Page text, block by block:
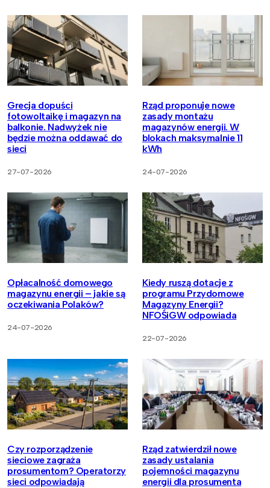
Grecja dopuści
fotowoltaikę i magazyn na
balkonie. Nadwyżek nie
będzie można oddawać do
sieci
27-07-2026
Rząd proponuje nowe
zasady montażu
magazynów energii. W
blokach maksymalnie 11
kWh
24-07-2026
Opłacalność domowego
magazynu energii – jakie są
oczekiwania Polaków?
24-07-2026
Kiedy ruszą dotacje z
programu Przydomowe
Magazyny Energii?
NFOŚiGW odpowiada
22-07-2026
Czy rozporządzenie
sieciowe zagraża
prosumentom? Operatorzy
sieci odpowiadają
Rząd zatwierdził nowe
zasady ustalania
pojemności magazynu
energii dla prosumenta